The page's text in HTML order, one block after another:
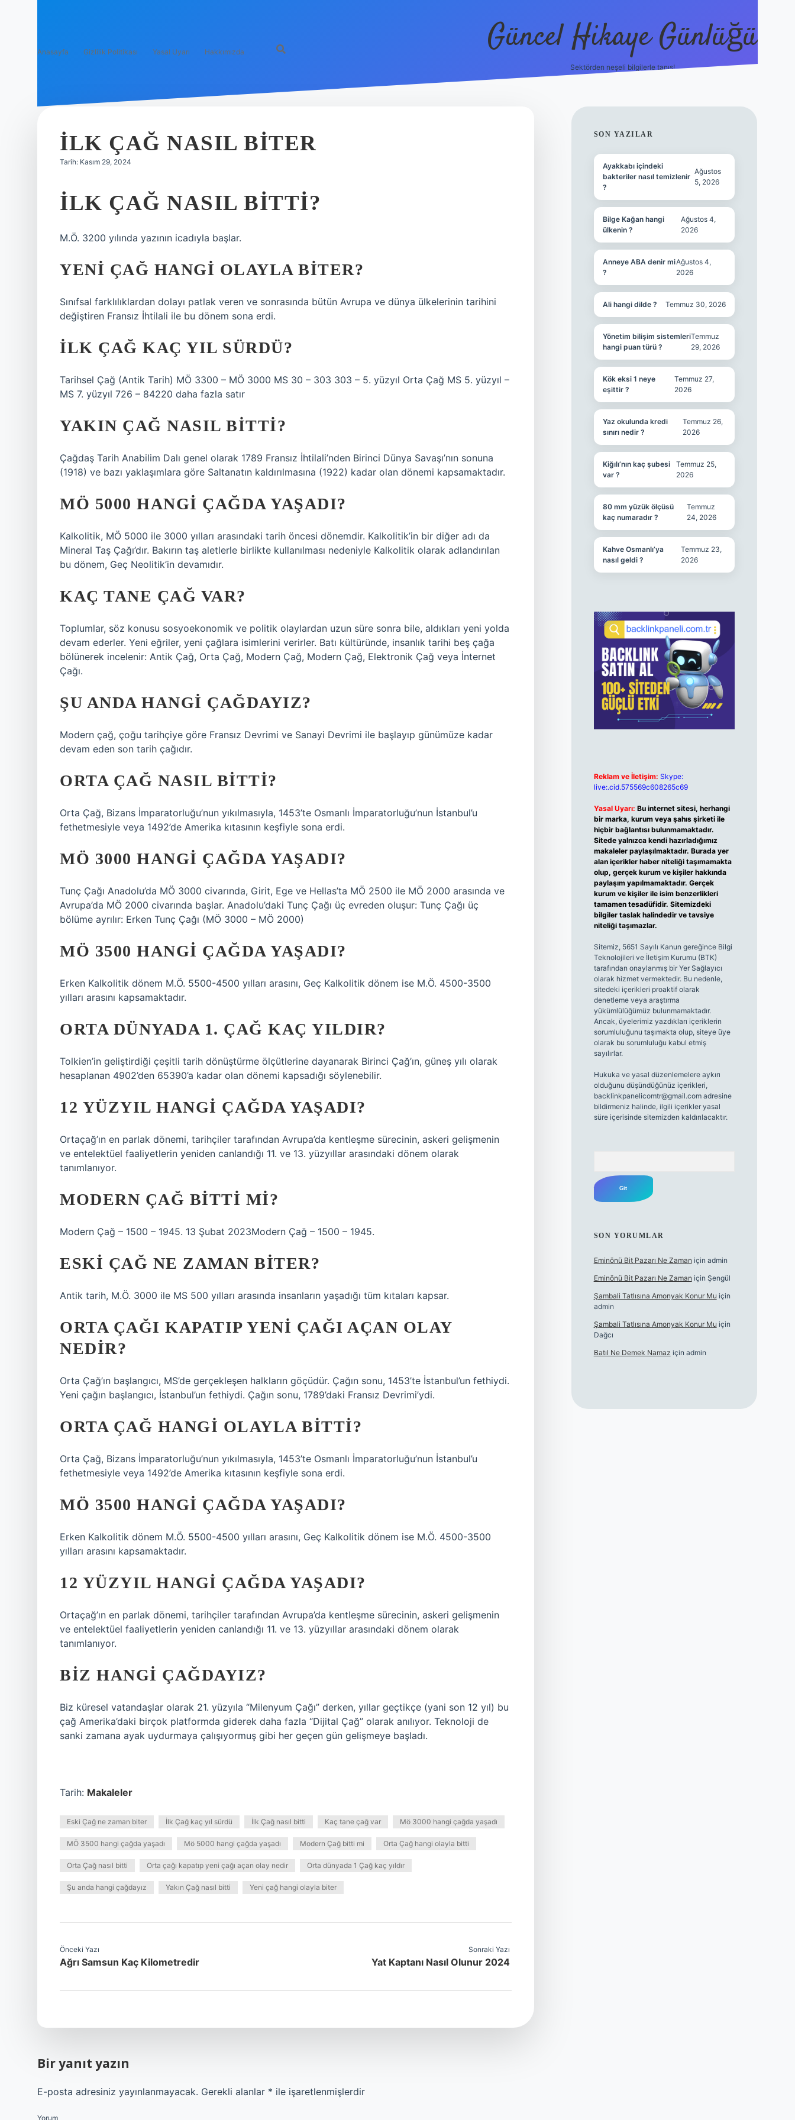
Anasayfa Gizlilik Politikası Yasal Uyarı Hakkımızda Güncel Hikaye Günlüğü
Sektörden neşeli bilgilerle tanış!
İLK ÇAĞ NASIL BITER
Tarih: Kasım 29, 2024
İLK ÇAĞ NASIL BITTI?
M.Ö. 3200 yılında yazının icadıyla başlar.
YENI ÇAĞ HANGI OLAYLA BITER?
Sınıfsal farklılıklardan dolayı patlak veren ve sonrasında bütün Avrupa ve dünya ülkelerinin tarihini
değiştiren Fransız İhtilali ile bu dönem sona erdi.
İLK ÇAĞ KAÇ YIL SÜRDÜ?
Tarihsel Çağ (Antik Tarih) MÖ 3300 – MÖ 3000 MS 30 – 303 303 – 5. yüzyıl Orta Çağ MS 5. yüzyıl –
MS 7. yüzyıl 726 – 84220 daha fazla satır
YAKIN ÇAĞ NASIL BITTI?
Çağdaş Tarih Anabilim Dalı genel olarak 1789 Fransız İhtilali’nden Birinci Dünya Savaşı’nın sonuna
(1918) ve bazı yaklaşımlara göre Saltanatın kaldırılmasına (1922) kadar olan dönemi kapsamaktadır.
MÖ 5000 HANGI ÇAĞDA YAŞADI?
Kalkolitik, MÖ 5000 ile 3000 yılları arasındaki tarih öncesi dönemdir. Kalkolitik’in bir diğer adı da
Mineral Taş Çağı’dır. Bakırın taş aletlerle birlikte kullanılması nedeniyle Kalkolitik olarak adlandırılan
bu dönem, Geç Neolitik’in devamıdır.
KAÇ TANE ÇAĞ VAR?
Toplumlar, söz konusu sosyoekonomik ve politik olaylardan uzun süre sonra bile, aldıkları yeni yolda
devam ederler. Yeni eğriler, yeni çağlara isimlerini verirler. Batı kültüründe, insanlık tarihi beş çağa
bölünerek incelenir: Antik Çağ, Orta Çağ, Modern Çağ, Modern Çağ, Elektronik Çağ veya İnternet
Çağı.
ŞU ANDA HANGI ÇAĞDAYIZ?
Modern çağ, çoğu tarihçiye göre Fransız Devrimi ve Sanayi Devrimi ile başlayıp günümüze kadar
devam eden son tarih çağıdır.
ORTA ÇAĞ NASIL BITTI?
Orta Çağ, Bizans İmparatorluğu’nun yıkılmasıyla, 1453’te Osmanlı İmparatorluğu’nun İstanbul’u
fethetmesiyle veya 1492’de Amerika kıtasının keşfiyle sona erdi.
MÖ 3000 HANGI ÇAĞDA YAŞADI?
Tunç Çağı Anadolu’da MÖ 3000 civarında, Girit, Ege ve Hellas’ta MÖ 2500 ile MÖ 2000 arasında ve
Avrupa’da MÖ 2000 civarında başlar. Anadolu’daki Tunç Çağı üç evreden oluşur: Tunç Çağı üç
bölüme ayrılır: Erken Tunç Çağı (MÖ 3000 – MÖ 2000)
MÖ 3500 HANGI ÇAĞDA YAŞADI?
Erken Kalkolitik dönem M.Ö. 5500-4500 yılları arasını, Geç Kalkolitik dönem ise M.Ö. 4500-3500
yılları arasını kapsamaktadır.
ORTA DÜNYADA 1. ÇAĞ KAÇ YILDIR?
Tolkien’in geliştirdiği çeşitli tarih dönüştürme ölçütlerine dayanarak Birinci Çağ’ın, güneş yılı olarak
hesaplanan 4902’den 65390’a kadar olan dönemi kapsadığı söylenebilir.
12 YÜZYIL HANGI ÇAĞDA YAŞADI?
Ortaçağ’ın en parlak dönemi, tarihçiler tarafından Avrupa’da kentleşme sürecinin, askeri gelişmenin
ve entelektüel faaliyetlerin yeniden canlandığı 11. ve 13. yüzyıllar arasındaki dönem olarak
tanımlanıyor.
MODERN ÇAĞ BITTI MI?
Modern Çağ – 1500 – 1945. 13 Şubat 2023Modern Çağ – 1500 – 1945.
ESKI ÇAĞ NE ZAMAN BITER?
Antik tarih, M.Ö. 3000 ile MS 500 yılları arasında insanların yaşadığı tüm kıtaları kapsar.
ORTA ÇAĞI KAPATIP YENI ÇAĞI AÇAN OLAY
NEDIR?
Orta Çağ’ın başlangıcı, MS’de gerçekleşen halkların göçüdür. Çağın sonu, 1453’te İstanbul’un fethiydi.
Yeni çağın başlangıcı, İstanbul’un fethiydi. Çağın sonu, 1789’daki Fransız Devrimi’ydi.
ORTA ÇAĞ HANGI OLAYLA BITTI?
Orta Çağ, Bizans İmparatorluğu’nun yıkılmasıyla, 1453’te Osmanlı İmparatorluğu’nun İstanbul’u
fethetmesiyle veya 1492’de Amerika kıtasının keşfiyle sona erdi.
MÖ 3500 HANGI ÇAĞDA YAŞADI?
Erken Kalkolitik dönem M.Ö. 5500-4500 yılları arasını, Geç Kalkolitik dönem ise M.Ö. 4500-3500
yılları arasını kapsamaktadır.
12 YÜZYIL HANGI ÇAĞDA YAŞADI?
Ortaçağ’ın en parlak dönemi, tarihçiler tarafından Avrupa’da kentleşme sürecinin, askeri gelişmenin
ve entelektüel faaliyetlerin yeniden canlandığı 11. ve 13. yüzyıllar arasındaki dönem olarak
tanımlanıyor.
BIZ HANGI ÇAĞDAYIZ?
Biz küresel vatandaşlar olarak 21. yüzyıla “Milenyum Çağı” derken, yıllar geçtikçe (yani son 12 yıl) bu
çağ Amerika’daki birçok platformda giderek daha fazla “Dijital Çağ” olarak anılıyor. Teknoloji de
sanki zamana ayak uydurmaya çalışıyormuş gibi her geçen gün gelişmeye başladı.
Tarih: Makaleler
Eski Çağ ne zaman biter İlk Çağ kaç yıl sürdü İlk Çağ nasıl bitti Kaç tane çağ var Mö 3000 hangi çağda yaşadı
MÖ 3500 hangi çağda yaşadı Mö 5000 hangi çağda yaşadı Modern Çağ bitti mi Orta Çağ hangi olayla bitti
Orta Çağ nasıl bitti Orta çağı kapatıp yeni çağı açan olay nedir Orta dünyada 1 Çağ kaç yıldır
Şu anda hangi çağdayız Yakın Çağ nasıl bitti Yeni çağ hangi olayla biter
Önceki Yazı
Ağrı Samsun Kaç Kilometredir
Sonraki Yazı
Yat Kaptanı Nasıl Olunur 2024
Bir yanıt yazın
E-posta adresiniz yayınlanmayacak. Gerekli alanlar * ile işaretlenmişlerdir
Yorum
SIDEBAR
SON YAZILAR
Ayakkabı içindeki
bakteriler nasıl temizlenir
?
Ağustos
5, 2026
Bilge Kağan hangi
ülkenin ?
Ağustos 4,
2026
Anneye ABA denir mi
?
Ağustos 4,
2026
Ali hangi dilde ? Temmuz 30, 2026
Yönetim bilişim sistemleri
hangi puan türü ?
Temmuz
29, 2026
Kök eksi 1 neye
eşittir ?
Temmuz 27,
2026
Yaz okulunda kredi
sınırı nedir ?
Temmuz 26,
2026
Kiğılı’nın kaç şubesi
var ?
Temmuz 25,
2026
80 mm yüzük ölçüsü
kaç numaradır ?
Temmuz
24, 2026
Kahve Osmanlı’ya
nasıl geldi ?
Temmuz 23,
2026
Reklam ve İletişim: Skype:
live:.cid.575569c608265c69
Yasal Uyarı: Bu internet sitesi, herhangi
bir marka, kurum veya şahıs şirketi ile
hiçbir bağlantısı bulunmamaktadır.
Sitede yalnızca kendi hazırladığımız
makaleler paylaşılmaktadır. Burada yer
alan içerikler haber niteliği taşımamakta
olup, gerçek kurum ve kişiler hakkında
paylaşım yapılmamaktadır. Gerçek
kurum ve kişiler ile isim benzerlikleri
tamamen tesadüfidir. Sitemizdeki
bilgiler taslak halindedir ve tavsiye
niteliği taşımazlar.
Sitemiz, 5651 Sayılı Kanun gereğince Bilgi
Teknolojileri ve İletişim Kurumu (BTK)
tarafından onaylanmış bir Yer Sağlayıcı
olarak hizmet vermektedir. Bu nedenle,
sitedeki içerikleri proaktif olarak
denetleme veya araştırma
yükümlülüğümüz bulunmamaktadır.
Ancak, üyelerimiz yazdıkları içeriklerin
sorumluluğunu taşımakta olup, siteye üye
olarak bu sorumluluğu kabul etmiş
sayılırlar.
Hukuka ve yasal düzenlemelere aykırı
olduğunu düşündüğünüz içerikleri,
backlinkpanelicomtr@gmail.comadresine
bildirmeniz halinde, ilgili içerikler yasal
süre içerisinde sitemizden kaldırılacaktır.
SON YORUMLAR
Eminönü Bit Pazarı Ne Zaman için admin
Eminönü Bit Pazarı Ne Zaman için Şengül
Şambali Tatlısına Amonyak Konur Mu için
admin
Şambali Tatlısına Amonyak Konur Mu için
Dağcı
Batıl Ne Demek Namaz için admin
https://